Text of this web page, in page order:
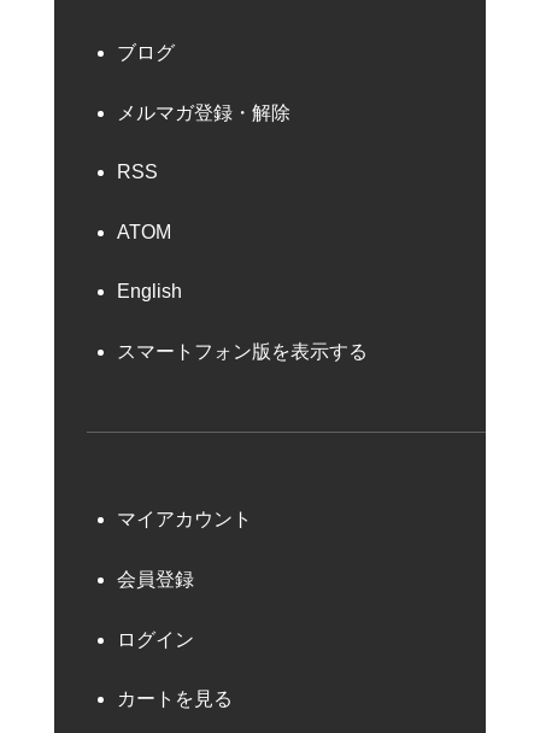
ブログ
メルマガ登録・解除
RSS
ATOM
English
スマートフォン版を表示する
マイアカウント
会員登録
ログイン
カートを見る